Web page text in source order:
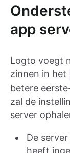
app
Logto voegt
zinnen in het
betere
zal de
server
De
heeft